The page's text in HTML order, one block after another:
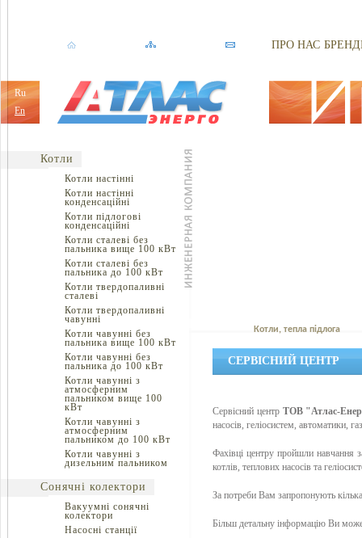
Ru
En
ПРО НАС
Котли
Котли настінні
Котли настінні
конденсаційні
Котли підлогові
конденсаційні
Котли сталеві без
пальника вище 100 кВт
Котли сталеві без
пальника до 100 кВт
Котли твердопаливні
сталеві
Котли твердопаливні
чавунні
Котли чавунні без
пальника вище 100 кВт
Котли чавунні без
пальника до 100 кВт
Котли чавунні з
атмосферним
пальником вище 100
кВт
Котли чавунні з
атмосферним
пальником до 100 кВт
Котли чавунні з
дизельним пальником
Сонячні колектори
Вакуумні сонячні
колектори
Насосні станції
Котли, тепла підлога
СЕРВІСНИЙ ЦЕНТР
Сервісний центр ТОВ "Атлас-
насосів, геліосистем, автоматики,
Фахівці центру пройшли навчання
котлів, теплових насосів та
За потреби Вам запропонують
Більш детальну інформацію Ви